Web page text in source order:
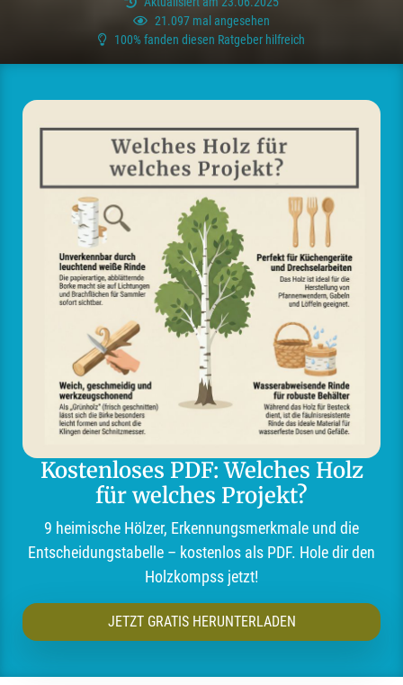
21.097 mal angesehen
100% fanden diesen Ratgeber hilfreich
Kostenloses PDF: Welches Holz
für welches Projekt?
9 heimische Hölzer, Erkennungsmerkmale und die
Entscheidungstabelle – kostenlos als PDF. Hole dir den
Holzkompss jetzt!
JETZT GRATIS HERUNTERLADEN